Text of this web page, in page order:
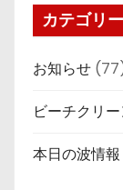
カテゴリ
お知らせ
ビーチクリ
本日の波情報